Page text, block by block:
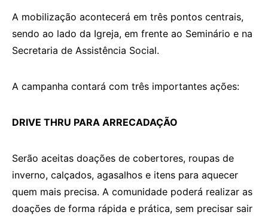
A mobilização acontecerá em três pontos centrais,
sendo ao lado da Igreja, em frente ao Seminário e na
Secretaria de Assistência Social.
A campanha contará com três importantes ações:
DRIVE THRU PARA ARRECADAÇÃO
Serão aceitas doações de cobertores, roupas de
inverno, calçados, agasalhos e itens para aquecer
quem mais precisa. A comunidade poderá realizar as
doações de forma rápida e prática, sem precisar sair